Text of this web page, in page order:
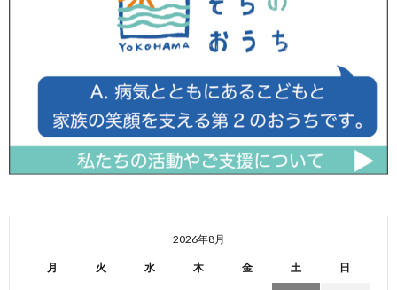
2026年8月
月 火 水 木 金 土 日